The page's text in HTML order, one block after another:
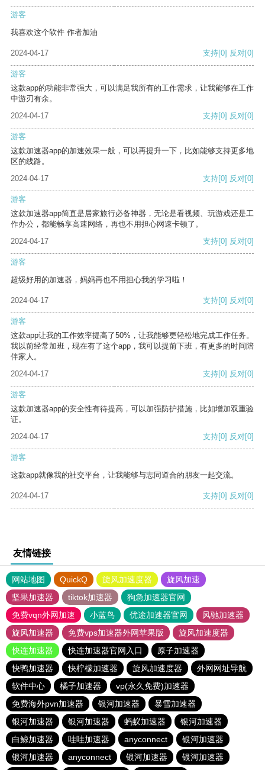
游客
我喜欢这个软件 作者加油
2024-04-17 支持[0] 反对[0]
游客
这款app的功能非常强大，可以满足我所有的工作需求，让我能够在工作
中游刃有余。
2024-04-17
支持[0] 反对[0]
游客
这款加速器app的加速效果一般，可以再提升一下，比如能够支持更多地
区的线路。
2024-04-17
支持[0] 反对[0]
游客
这款加速器app简直是居家旅行必备神器，无论是看视频、玩游戏还是工
作办公，都能畅享高速网络，再也不用担心网速卡顿了。
2024-04-17
支持[0] 反对[0]
游客
超级好用的加速器，妈妈再也不用担心我的学习啦！
2024-04-17 支持[0] 反对[0]
游客
这款app让我的工作效率提高了50%，让我能够更轻松地完成工作任务。
我以前经常加班，现在有了这个app，我可以提前下班，有更多的时间陪
伴家人。
2024-04-17
支持[0] 反对[0]
游客
这款加速器app的安全性有待提高，可以加强防护措施，比如增加双重验
证。
2024-04-17
支持[0] 反对[0]
游客
这款app就像我的社交平台，让我能够与志同道合的朋友一起交流。
2024-04-17 支持[0] 反对[0]
友情链接
网站地图 QuickQ 旋风加速度器
旋风加速
坚果加速器
tiktok加速器
狗急加速器官网
免费vqn外网加速
小蓝鸟 优途加速器官网
风驰加速器
旋风加速器
免费vps加速器外网苹果版
旋风加速度器
快连加速器
快连加速器官网入口
原子加速器
快鸭加速器
快柠檬加速器 旋风加速度器
外网网址导航
软件中心
橘子加速器
vp(永久免费)加速器
免费海外pvn加速器
银河加速器
暴雪加速器
银河加速器
银河加速器 蚂蚁加速器
银河加速器
白鲸加速器
哇哇加速器 anyconnect
银河加速器
银河加速器
anyconnect 银河加速器 银河加速器